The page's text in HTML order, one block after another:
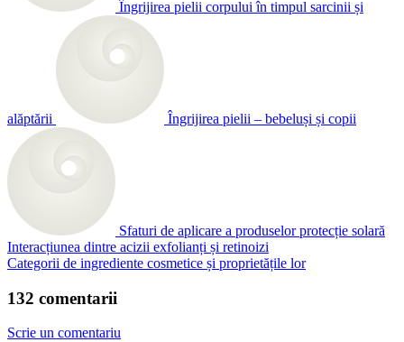
Îngrijirea pielii corpului în timpul sarcinii și
alăptării Îngrijirea pielii – bebeluși și copii
Sfaturi de aplicare a produselor protecție solară
Interacțiunea dintre acizii exfolianți și retinoizi
Categorii de ingrediente cosmetice și proprietățile lor
132 comentarii
Scrie un comentariu